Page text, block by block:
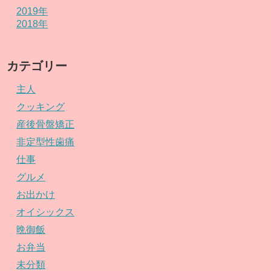
2019年
2018年
カテゴリー
主人
クッキング
産後骨盤矯正
非定型性歯痛
仕事
グルメ
お出かけ
オイシックス
晩御飯
お弁当
未分類